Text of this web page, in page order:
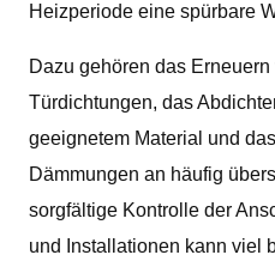
Heizperiode eine spürbare
Dazu gehören das
Türdichtungen, das
geeignetem Material und
Dämmungen an häufig
sorgfältige Kontrolle der
und Installationen kann viel